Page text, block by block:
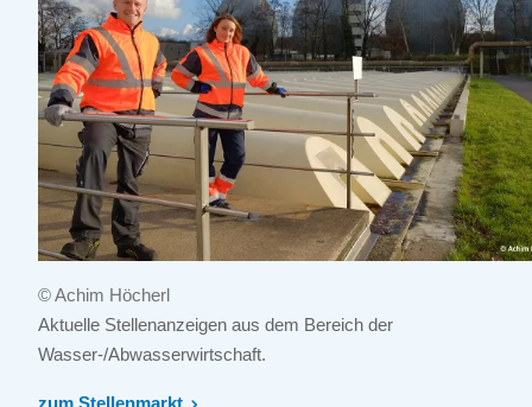
© Achim Höcherl
Aktuelle Stellenanzeigen aus dem Bereich der
Wasser-/Abwasserwirtschaft.
zum Stellenmarkt